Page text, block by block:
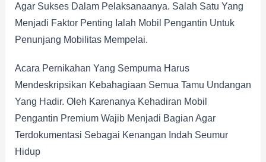
Agar Sukses Dalam Pelaksanaanya. Salah Satu Yang
Menjadi Faktor Penting Ialah Mobil Pengantin Untuk
Penunjang Mobilitas Mempelai.
Acara Pernikahan Yang Sempurna Harus
Mendeskripsikan Kebahagiaan Semua Tamu Undangan
Yang Hadir. Oleh Karenanya Kehadiran Mobil
Pengantin Premium Wajib Menjadi Bagian Agar
Terdokumentasi Sebagai Kenangan Indah Seumur
Hidup